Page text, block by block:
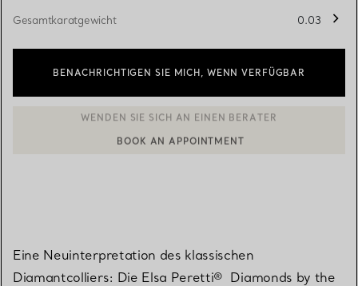
Gesamtkaratgewicht 0.03
BENACHRICHTIGEN SIE MICH, WENN VERFÜGBAR
EINEN KUNDENBERATER KONTAKTIEREN ODER EINEN
Eine Neuinterpretation des klassischen
Diamantcolliers: Die Elsa Peretti® Diamonds by the